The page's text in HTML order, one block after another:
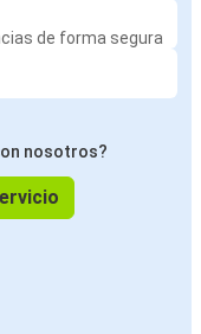
de forma segura
nosotros?